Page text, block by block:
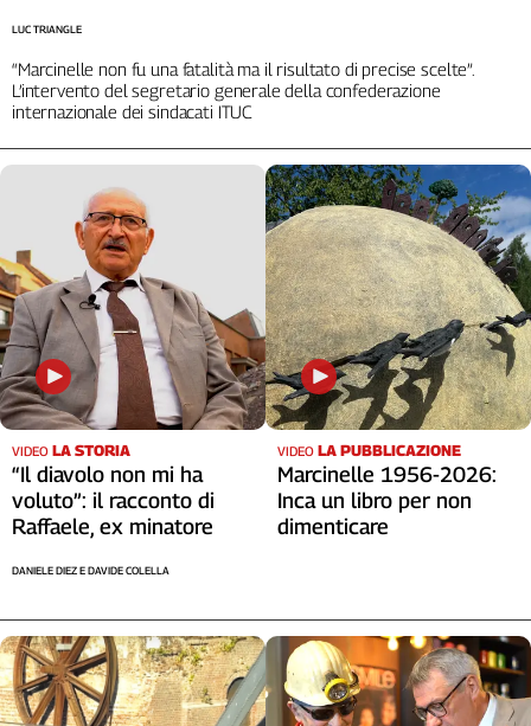
“Marcinelle non fu una fatalità ma il risultato di precise scelte”.
L’intervento del segretario generale della confederazione
internazionale dei sindacati ITUC
LUC TRIANGLE
VIDEO LA STORIA
“Il diavolo non mi ha
voluto”: il racconto di
Raffaele, ex minatore
DANIELE DIEZ E DAVIDE COLELLA
VIDEO LA PUBBLICAZIONE
Marcinelle 1956-2026:
Inca un libro per non
dimenticare